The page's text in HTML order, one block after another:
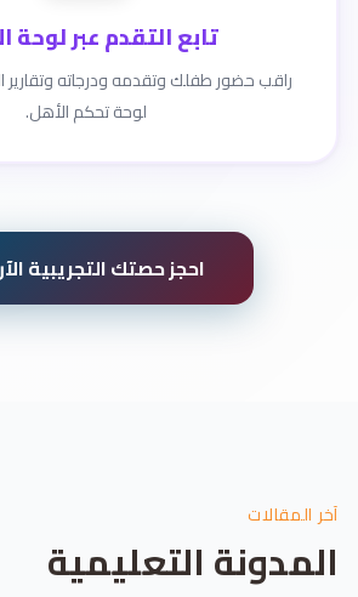
تابع التقدم عبر لوحة
راقب حضور طفلك وتقدمه ودرجاته وتقارير
لوحة تحكم الأهل.
احجز حصتك التجريبية
آخر المقالات
المدونة التعليمية